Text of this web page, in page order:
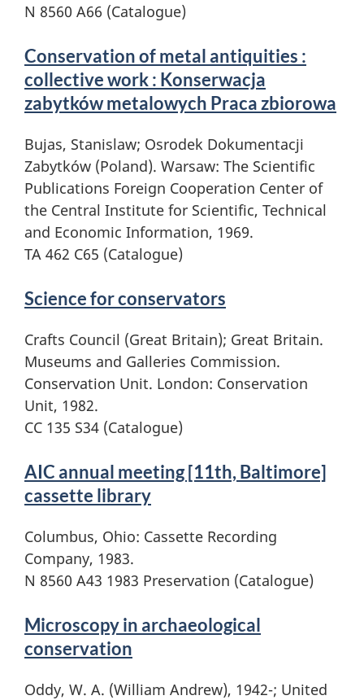
N 8560 A66 (Catalogue)
Conservation of metal antiquities :
collective work : Konserwacja
zabytków metalowych Praca zbiorowa
Bujas, Stanislaw; Osrodek Dokumentacji
Zabytków (Poland). Warsaw: The Scientific
Publications Foreign Cooperation Center of
the Central Institute for Scientific, Technical
and Economic Information, 1969.
TA 462 C65 (Catalogue)
Science for conservators
Crafts Council (Great Britain); Great Britain.
Museums and Galleries Commission.
Conservation Unit. London: Conservation
Unit, 1982.
CC 135 S34 (Catalogue)
AIC annual meeting [11th, Baltimore]
cassette library
Columbus, Ohio: Cassette Recording
Company, 1983.
N 8560 A43 1983 Preservation (Catalogue)
Microscopy in archaeological
conservation
Oddy, W. A. (William Andrew), 1942-; United